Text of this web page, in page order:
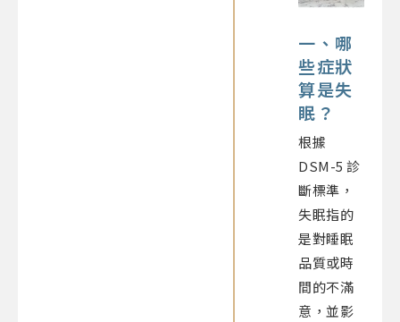
一、哪
些症狀
算是失
眠？
根據
DSM-5 診
斷標準，
失眠指的
是對睡眠
品質或時
間的不滿
意，並影